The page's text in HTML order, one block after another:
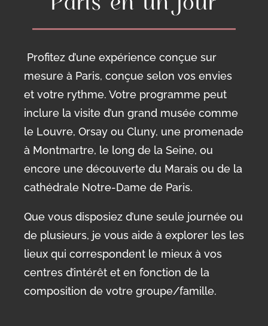
Profitez d’une expérience conçue sur
mesure à Paris, conçue selon vos envies
et votre rythme. Votre programme peut
inclure la visite d’un grand musée comme
le Louvre, Orsay ou Cluny, une promenade
à Montmartre, le long de la Seine, ou
encore une découverte du Marais ou de la
cathédrale Notre-Dame de Paris.
Que vous disposiez d’une seule journée ou
de plusieurs, je vous aide à explorer les les
lieux qui correspondent le mieux à vos
centres d’intérêt et en fonction de la
composition de votre groupe/famille.